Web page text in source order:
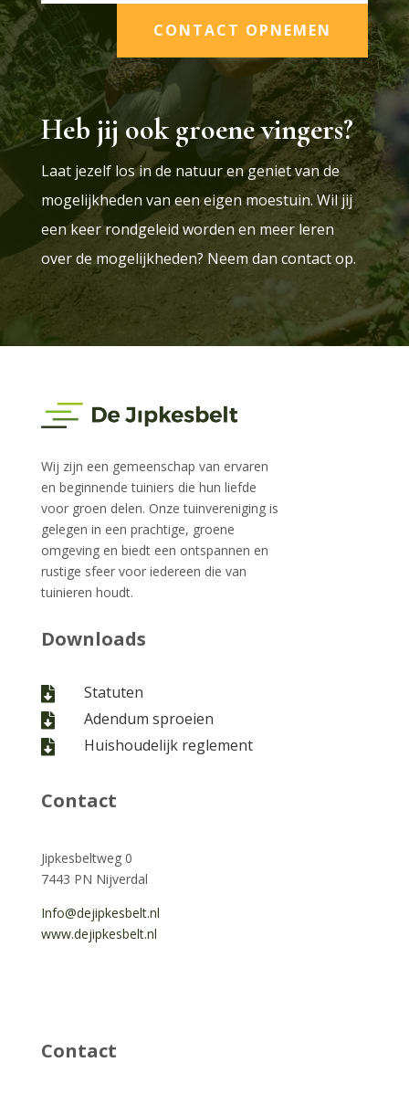
CONTACT OPNEMEN
Heb jij ook groene vingers?
Laat jezelf los in de natuur en geniet van de
mogelijkheden van een eigen moestuin. Wil jij
een keer rondgeleid worden en meer leren
over de mogelijkheden? Neem dan contact op.
Wij zijn een gemeenschap van ervaren
en beginnende tuiniers die hun liefde
voor groen delen. Onze tuinvereniging is
gelegen in een prachtige, groene
omgeving en biedt een ontspannen en
rustige sfeer voor iedereen die van
tuinieren houdt.
Downloads
 Statuten
 Adendum sproeien
 Huishoudelijk reglement
Contact
Jipkesbeltweg 0
7443 PN Nijverdal
Info@dejipkesbelt.nl
www.dejipkesbelt.nl
Contact